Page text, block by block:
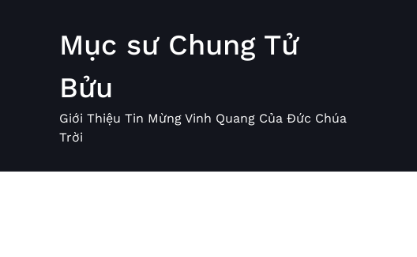
Mục sư Chung Tử
Bửu
Giới Thiệu Tin Mừng Vinh Quang Của Đức Chúa
Trời